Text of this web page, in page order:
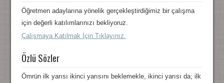
Öğretmen adaylarına yönelik gerçekleştirdiğimiz bir çalışma
için değerli katılımlarınızı bekliyoruz.
Çalışmaya Katılmak İçin Tıklayınız.
Özlü Sözler
Ömrün ilk yarısı ikinci yarısını beklemekle, ikinci yarısı da; ilk